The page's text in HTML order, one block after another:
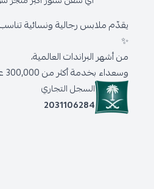
يقدّم ملابس رجالية ونسائية
✨
من أشهر البراندات العالمية،
وسعداء بخدمة أكثر من 300,000 عميل حول المملكة.
السجل التجاري
2031106284